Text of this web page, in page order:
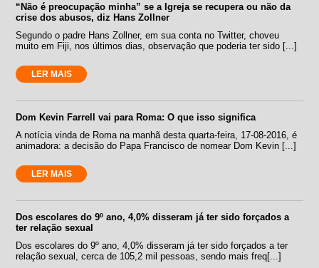
“Não é preocupação minha” se a Igreja se recupera ou não da
crise dos abusos, diz Hans Zollner
Segundo o padre Hans Zollner, em sua conta no Twitter, choveu
muito em Fiji, nos últimos dias, observação que poderia ter sido [...]
LER MAIS
Dom Kevin Farrell vai para Roma: O que isso significa
A notícia vinda de Roma na manhã desta quarta-feira, 17-08-2016, é
animadora: a decisão do Papa Francisco de nomear Dom Kevin [...]
LER MAIS
Dos escolares do 9º ano, 4,0% disseram já ter sido forçados a
ter relação sexual
Dos escolares do 9º ano, 4,0% disseram já ter sido forçados a ter
relação sexual, cerca de 105,2 mil pessoas, sendo mais freq[...]